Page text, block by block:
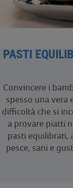
PASTI
Convincere i
spesso una vera
difficoltà che si
a provare piatti
pasti equilibrati,
pesce, sani e